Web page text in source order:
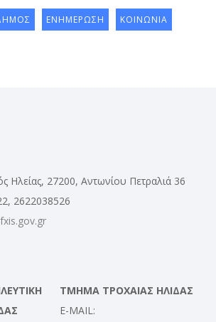
ΕΝΗΜΕΡΩΣΗ ΚΟΙΝΩΝΙΑ
Ηλείας, 27200, Αντωνίου Πετραλιά 36
2622038526
ΤΜΗΜΑ ΤΡΟΧΑΙΑΣ ΗΛΙΔΑΣ
E-MAIL: